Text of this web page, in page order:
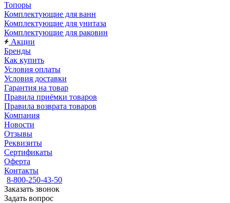
Топоры
Комплектующие для ванн
Комплектующие для унитаза
Комплектующие для раковин
Акции
Бренды
Как купить
Условия оплаты
Условия доставки
Гарантия на товар
Правила приёмки товаров
Правила возврата товаров
Компания
Новости
Отзывы
Реквизиты
Сертификаты
Оферта
Контакты
8-800-250-43-50
Заказать звонок
Задать вопрос